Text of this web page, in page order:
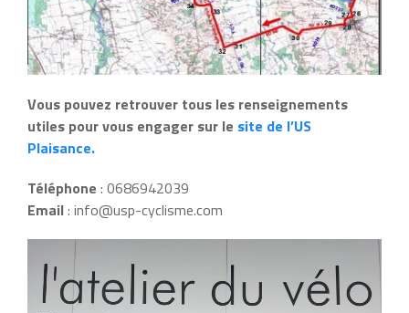
Vous pouvez retrouver tous les renseignements
utiles pour vous engager sur le site de l’US
Plaisance.
Téléphone : 0686942039
Email: info@usp-cyclisme.com